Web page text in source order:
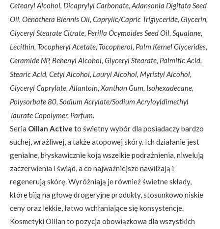
Cetearyl Alcohol, Dicaprylyl Carbonate, Adansonia Digitata Seed
Oil, Oenothera Biennis Oil, Caprylic/Capric Triglyceride, Glycerin,
Glyceryl Stearate Citrate, Perilla Ocymoides Seed Oil, Squalane,
Lecithin, Tocopheryl Acetate, Tocopherol, Palm Kernel Glycerides,
Ceramide NP, Behenyl Alcohol, Glyceryl Stearate, Palmitic Acid,
Stearic Acid, Cetyl Alcohol, Lauryl Alcohol, Myristyl Alcohol,
Glyceryl Caprylate, Allantoin, Xanthan Gum, Isohexadecane,
Polysorbate 80, Sodium Acrylate/Sodium Acryloyldimethyl
Taurate Copolymer, Parfum.
Seria Oillan Active to świetny wybór dla posiadaczy bardzo
suchej, wrażliwej, a także atopowej skóry. Ich działanie jest
genialne, błyskawicznie koją wszelkie podrażnienia, niwelują
zaczerwienia i świąd, a co najważniejsze nawilżają i
regenerują skórę. Wyróżniają je również świetne składy,
które biją na głowę drogeryjne produkty, stosunkowo niskie
ceny oraz lekkie, łatwo wchłaniające się konsystencje.
Kosmetyki Oillan to pozycja obowiązkowa dla wszystkich